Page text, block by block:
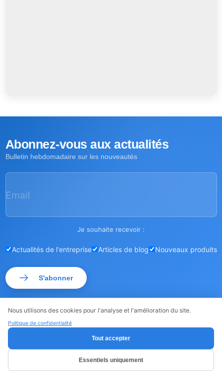
Nous utilisons des cookies pour l'analyse et l'amélioration du site.
Politique de confidentialité
Tout accepter
Essentiels uniquement
Abonnez-vous aux actualités
Bulletin hebdomadaire sur les nouveautés
Email
Je souhaite recevoir :
Actualités de l'entreprise Articles de blog Nouveaux produits
S'abonner
© ROSSMA 2026 · ·